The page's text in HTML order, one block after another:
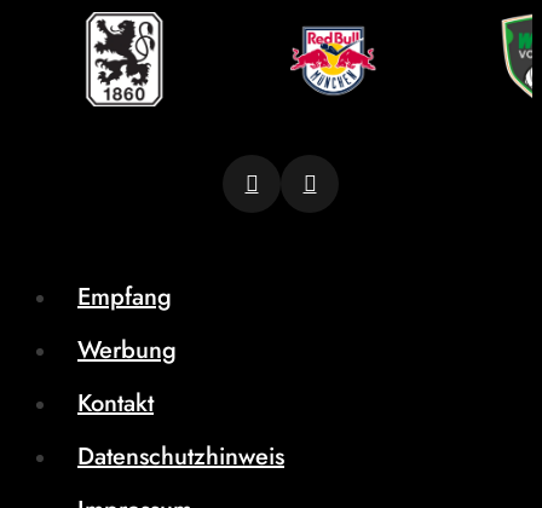
Empfang
Werbung
Kontakt
Datenschutzhinweis